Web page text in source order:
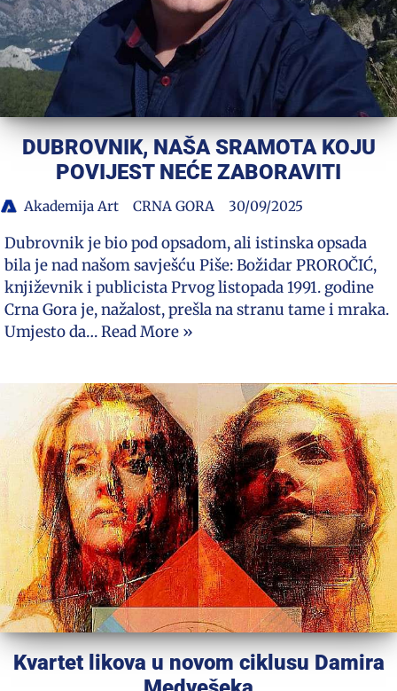
DUBROVNIK, NAŠA SRAMOTA KOJU
POVIJEST NEĆE ZABORAVITI
Akademija Art CRNA GORA 30/09/2025
Dubrovnik je bio pod opsadom, ali istinska opsada
bila je nad našom savješću Piše: Božidar PROROČIĆ,
književnik i publicista Prvog listopada 1991. godine
Crna Gora je, nažalost, prešla na stranu tame i mraka.
Umjesto da…Read More »
Kvartet likova u novom ciklusu Damira